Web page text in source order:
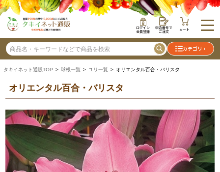
ログイン
会員登録
申込番号で
ご注文 カート
カテゴリ
タキイネット通販TOP > 球根一覧 > ユリ一覧 > オリエンタル百合・バリスタ
オリエンタル百合・バリスタ